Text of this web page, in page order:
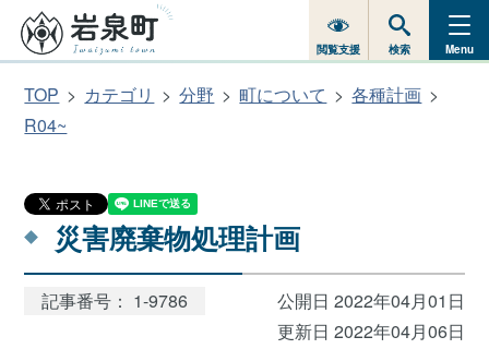
閲覧支援 検索 Menu
TOP カテゴリ 分野 町について
各種計画
R04~
災害廃棄物処理計画
記事番号： 1-9786
公開日 2022年04月01日
更新日 2022年04月06日